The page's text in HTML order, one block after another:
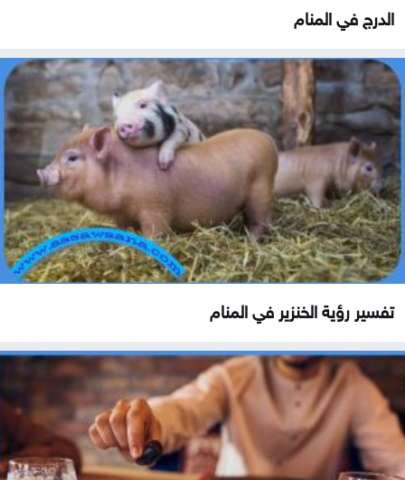
الدرج في المنام
تفسير رؤية الخنزير في المنام